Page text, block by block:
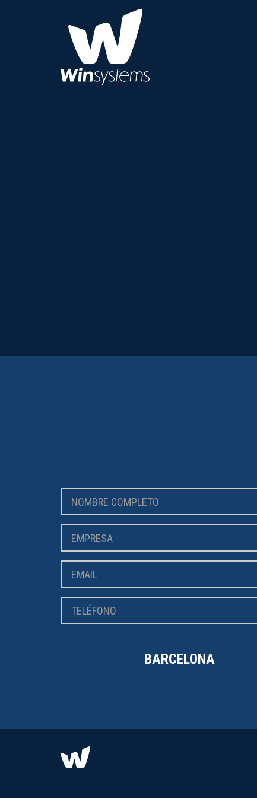
BARCELONA